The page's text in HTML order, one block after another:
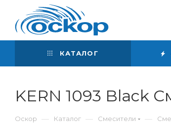
КАТАЛОГ
KERN 1093 Black
Оскор — Каталог — Смесители —